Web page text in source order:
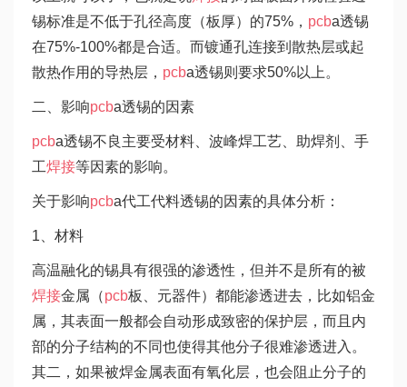
锡标准是不低于孔径高度（板厚）的75%， pcba透锡
在75%-100%都是合适。而镀通孔连接到散热层或起
散热作用的导热层， pcba透锡则要求50%以上。
二、影响pcba透锡的因素
pcba透锡不良主要受材料、波峰焊工艺、助焊剂、手
工焊接等因素的影响。
关于影响pcba代工代料透锡的因素的具体分析：
1、材料
高温融化的锡具有很强的渗透性，但并不是所有的被
焊接金属（pcb板、元器件）都能渗透进去，比如铝金
属，其表面一般都会自动形成致密的保护层，而且内
部的分子结构的不同也使得其他分子很难渗透进入。
其二，如果被焊金属表面有氧化层，也会阻止分子的